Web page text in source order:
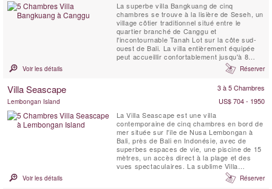
La superbe villa Bangkuang de cinq
chambres se trouve à la lisière de Seseh, un
village côtier traditionnel situé entre le
quartier branché de Canggu et
l'incontournable Tanah Lot sur la côte sud-
ouest de Bali. La villa entièrement équipée
peut accueillir confortablement jusqu'à 8
adultes et 3 enfants dans cinq grandes
suites réparties dans deux pavillons au sein
piscine de 17 mètres, un étang de lotus, une
Voir les détails Réserver
Villa Seascape 3 à 5 Chambres
Lembongan Island
US$ 704 - 1950
La Villa Seascape est une villa
contemporaine de cinq chambres en bord de
mer située sur l'île de Nusa Lembongan à
Bali, près de Bali en Indonésie, avec de
superbes espaces de vie, une piscine de 15
mètres, un accès direct à la plage et des
vues spectaculaires. La sublime Villa
Seascape éblouit sur un croissant de sable
blanc blanchi à Nusa Lembongan, une petite
Voir les détails Réserver